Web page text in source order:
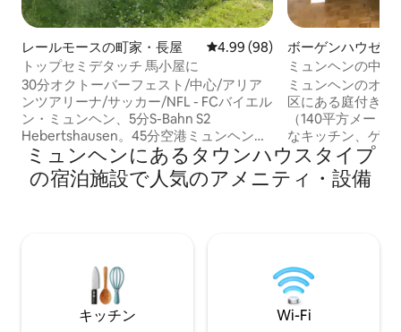
レールモースの町家・長屋 レビュー98件、5つ星中4.99つ
4.99 (98)
トップセミデタッチ 馬小屋に
30分オクトーバーフェスト/中心/アリア
ンツアリーナ/サッカー/NFL - FCバイエル
ン・ミュンヘン、5分S-Bahn S2
Hebertshausen。45分空港ミュンヘン、
メッセミュンヘン、とても静かな場所、
最大8人まで。最高の設備を備えた新築の
建物、ミュンヘン - コンサート-ホーフブ
分で。BMW 約35分 ダハウ強制収容所、
オーバーザルツベルク（ナチス展示）、
ケーニヒス湖、ノイシュヴァンシュタイ
ン城、ツークシュピッツェ
ボーゲンハウゼン
ミュンヘンの中
家
ミュンヘンのオ
区にある庭付きの
（140平方メート
なキッチン、ゲス
庭に直接アクセス
ングとダイニン
には寝室が3部屋
すぐそこには、お
ェがあります。
があります。
ミュンヘンにあるタウンハウスタイプ
の宿泊施設で人気のアメニティ・設備
キッチン Wi-Fi